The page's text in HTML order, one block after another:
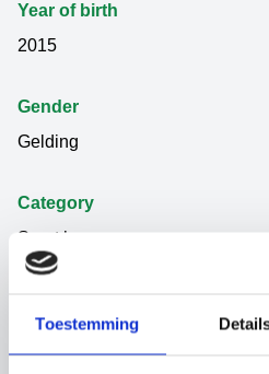
Toestemming
Year of birth
2015
Gender
Gelding
Category
Sport horses
THUNDER VD ZUUTHOEVE